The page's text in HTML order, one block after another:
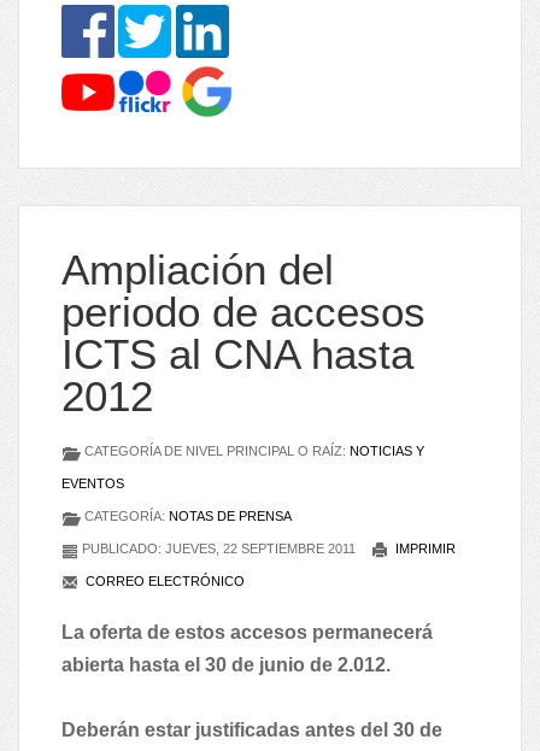
Ampliación del
periodo de accesos
ICTS al CNA hasta
2012
CATEGORÍA DE NIVEL PRINCIPAL O RAÍZ: NOTICIAS Y
EVENTOS
CATEGORÍA: NOTAS DE PRENSA
PUBLICADO: JUEVES, 22 SEPTIEMBRE 2011 IMPRIMIR
CORREO ELECTRÓNICO
La oferta de estos accesos permanecerá
abierta hasta el 30 de junio de 2.012.
Deberán estar justificadas antes del 30 de